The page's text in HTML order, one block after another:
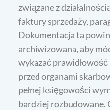
związane z
faktury sprzedaży,
Dokumentacja ta
archiwizowana, aby
wykazać
przed organami
pełnej księgowości
bardziej rozbudowane.